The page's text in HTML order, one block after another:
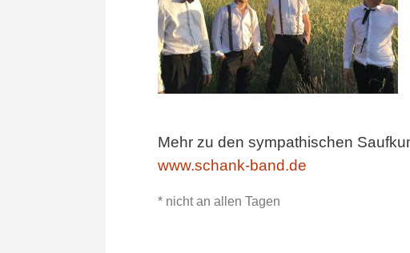
Mehr zu den sympathischen
www.schank-band.de
* nicht an allen Tagen